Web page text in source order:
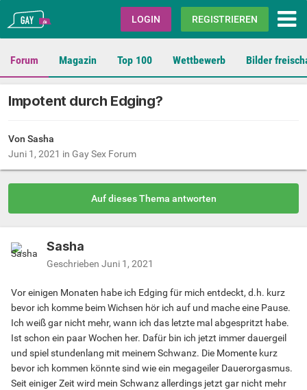
Gay.de LOGIN REGISTRIEREN
Forum Magazin Top 100 Wettbewerb Bilder
Impotent durch Edging?
Von Sasha
Juni 1, 2021 in Gay Sex Forum
Auf dieses Thema antworten
Sasha
Geschrieben Juni 1, 2021
Vor einigen Monaten habe ich Edging für mich entdeckt, d.h. kurz
bevor ich komme beim Wichsen hör ich auf und mache eine Pause.
Ich weiß gar nicht mehr, wann ich das letzte mal abgespritzt habe.
Ist schon ein paar Wochen her. Dafür bin ich jetzt immer dauergeil
und spiel stundenlang mit meinem Schwanz. Die Momente kurz
bevor ich kommen könnte sind wie ein megageiler Dauerorgasmus.
Seit einiger Zeit wird mein Schwanz allerdings jetzt gar nicht mehr